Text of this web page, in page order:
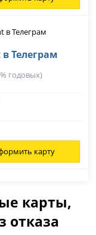
Телеграм
годовых)
карту
карты,
отказа